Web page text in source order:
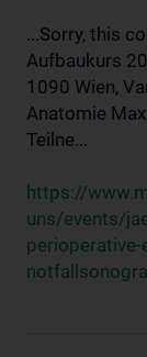
...Sorry, this
Aufbaukurs
1090 Wien,
Anatomie
Teilne...
https://
uns/events/